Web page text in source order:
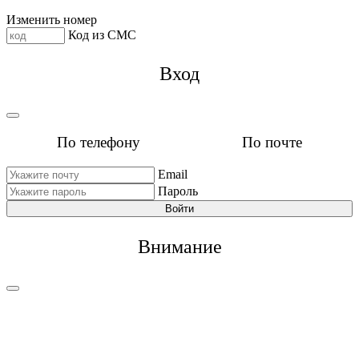
Изменить номер
Код из СМС
Вход
По телефону По почте
Email
Пароль
Войти
Внимание